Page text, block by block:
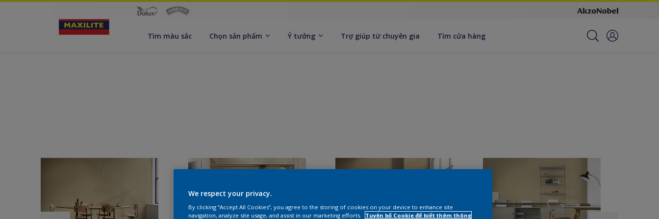
Tìm màu sắc Chọn sản phẩm Ý tưởng Trợ giúp từ chuyên gia Tìm cửa hàng
We respect your privacy.
By clicking “Accept All Cookies”, you agree to the storing of cookies on your device to enhance site
navigation, analyze site usage, and assist in our marketing efforts.
Tuyên bố Cookie để biết thêm thông